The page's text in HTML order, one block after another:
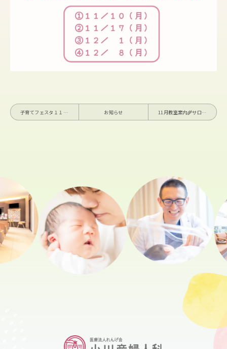
子育てフェスタ１１／８（土）開催します👶🏻🌼 お知らせ 11月教室案内🌾サロンこころ